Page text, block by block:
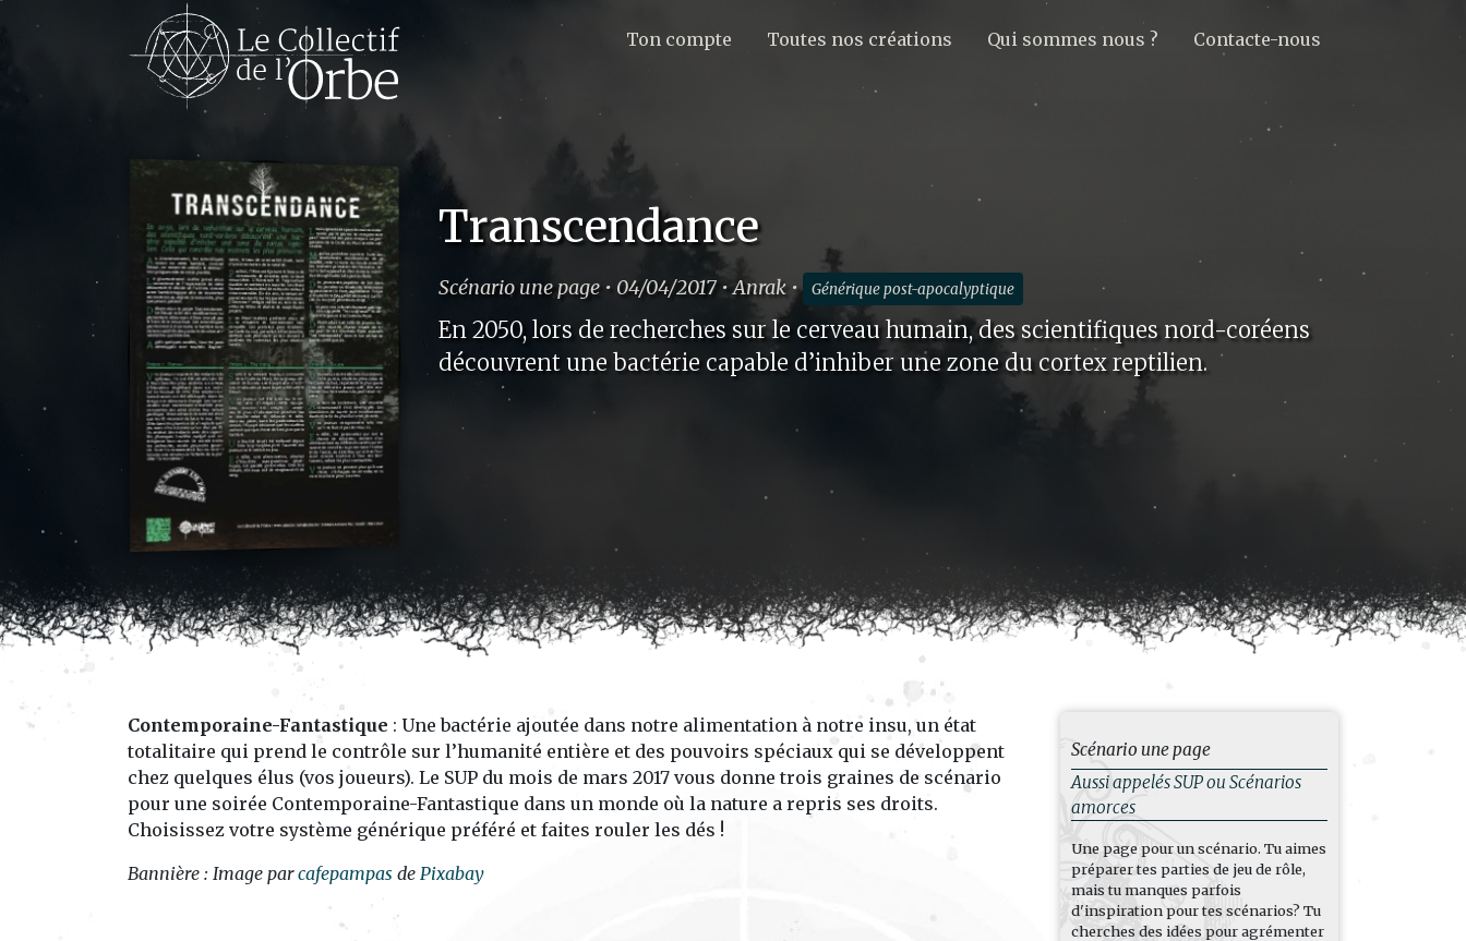
Ton compte Toutes nos créations Qui sommes nous ? Contacte-nous
Transcendance
Scénario une page • 04/04/2017 • Anrak • Générique post-apocalyptique
En 2050, lors de recherches sur le cerveau humain, des scientifiques nord-coréens
découvrent une bactérie capable d’inhiber une zone du cortex reptilien.
Contemporaine-Fantastique : Une bactérie ajoutée dans notre alimentation à notre insu, un état
totalitaire qui prend le contrôle sur l’humanité entière et des pouvoirs spéciaux qui se développent
chez quelques élus (vos joueurs). Le SUP du mois de mars 2017 vous donne trois graines de scénario
pour une soirée Contemporaine-Fantastique dans un monde où la nature a repris ses droits.
Choisissez votre système générique préféré et faites rouler les dés !
Bannière : Image parcafepampas de Pixabay
Scénario une page
Aussi appelés SUP ou Scénarios
amorces
Une page pour un scénario. Tu aimes
préparer tes parties de jeu de rôle,
mais tu manques parfois
d'inspiration pour tes scénarios? Tu
cherches des idées pour agrémenter